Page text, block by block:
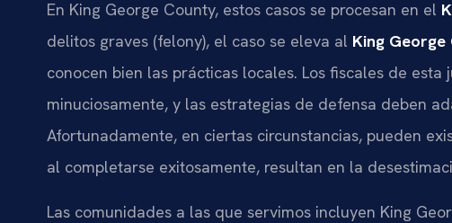
En King George County, estos casos se procesan en el
delitos graves (felony), el caso se eleva al King
conocen bien las prácticas locales. Los fiscales de
minuciosamente, y las estrategias de defensa deben
Afortunadamente, en ciertas circunstancias, pueden
al completarse exitosamente, resultan en la
Las comunidades a las que servimos incluyen King